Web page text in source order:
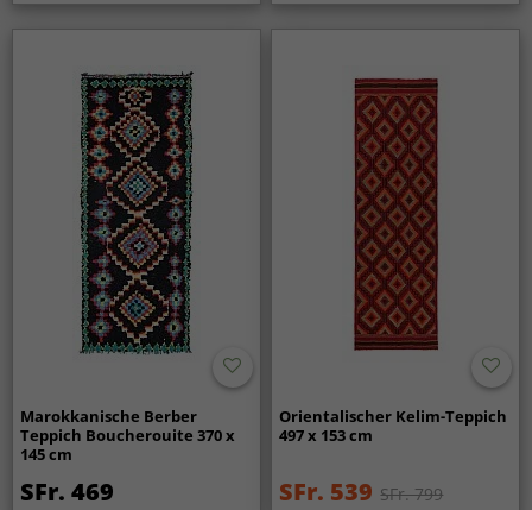
Marokkanische Berber
Teppich Boucherouite 370 x
145 cm
SFr. 469
Orientalischer Kelim-Teppich
497 x 153 cm
SFr. 539 SFr. 799